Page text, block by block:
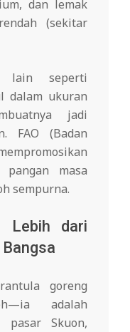
dan lemak
(sekitar
lain seperti
dalam ukuran
jadi
FAO (Badan
masa
sempurna.
Lebih dari
goreng
adalah
pasar Skuon,